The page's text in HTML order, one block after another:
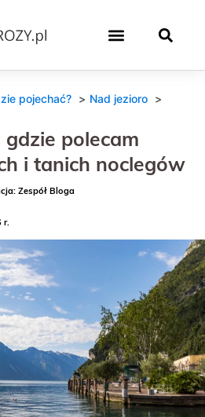
pojechać? Nad jezioro
gdzie polecam
i tanich noclegów
Zespół Bloga
r.